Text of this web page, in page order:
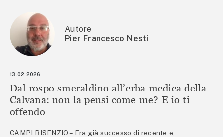
Autore
Pier Francesco Nesti
13.02.2026
Dal rospo smeraldino all’erba medica della
Calvana: non la pensi come me? E io ti
offendo
CAMPI BISENZIO – Era già successo di recente e,